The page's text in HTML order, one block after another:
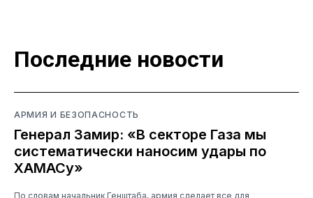
Последние новости
АРМИЯ И БЕЗОПАСНОСТЬ
Генерал Замир: «В секторе Газа мы
систематически наносим удары по
ХАМАСу»
По словам начальник Генштаба, армия сделает все для